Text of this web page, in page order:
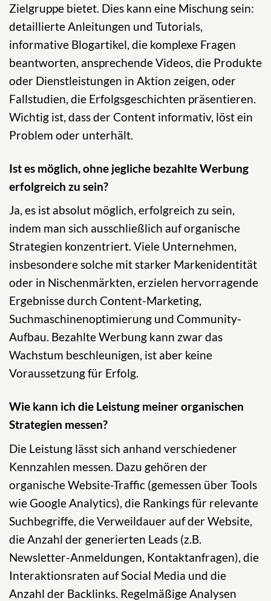
Zielgruppe bietet. Dies kann eine Mischung sein:
detaillierte Anleitungen und Tutorials,
informative Blogartikel, die komplexe Fragen
beantworten, ansprechende Videos, die Produkte
oder Dienstleistungen in Aktion zeigen, oder
Fallstudien, die Erfolgsgeschichten präsentieren.
Wichtig ist, dass der Content informativ, löst ein
Problem oder unterhält.
Ist es möglich, ohne jegliche bezahlte Werbung
erfolgreich zu sein?
Ja, es ist absolut möglich, erfolgreich zu sein,
indem man sich ausschließlich auf organische
Strategien konzentriert. Viele Unternehmen,
insbesondere solche mit starker Markenidentität
oder in Nischenmärkten, erzielen hervorragende
Ergebnisse durch Content-Marketing,
Suchmaschinenoptimierung und Community-
Aufbau. Bezahlte Werbung kann zwar das
Wachstum beschleunigen, ist aber keine
Voraussetzung für Erfolg.
Wie kann ich die Leistung meiner organischen
Strategien messen?
Die Leistung lässt sich anhand verschiedener
Kennzahlen messen. Dazu gehören der
organische Website-Traffic (gemessen über Tools
wie Google Analytics), die Rankings für relevante
Suchbegriffe, die Verweildauer auf der Website,
die Anzahl der generierten Leads (z.B.
Newsletter-Anmeldungen, Kontaktanfragen), die
Interaktionsraten auf Social Media und die
Anzahl der Backlinks. Regelmäßige Analysen